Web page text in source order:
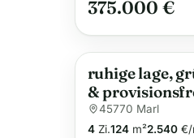
375.000 €
ruhige lage,
&
45770 Marl
4Zi.124m²2.540€/